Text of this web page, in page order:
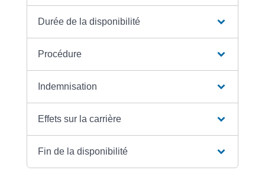
Durée de la disponibilité
Procédure
Indemnisation
Effets sur la carrière
Fin de la disponibilité